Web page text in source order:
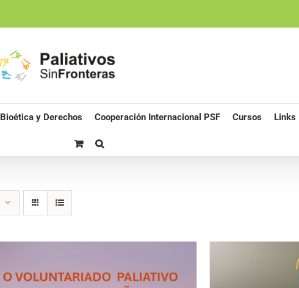
Bioética y Derechos Cooperación Internacional PSF Cursos Links